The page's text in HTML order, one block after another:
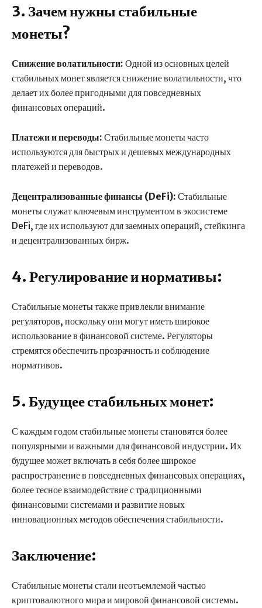
3. Зачем нужны стабильные
монеты?
Снижение волатильности: Одной из основных целей
стабильных монет является снижение волатильности, что
делает их более пригодными для повседневных
финансовых операций.
Платежи и переводы: Стабильные монеты часто
используются для быстрых и дешевых международных
платежей и переводов.
Децентрализованные финансы (DeFi): Стабильные
монеты служат ключевым инструментом в экосистеме
DeFi, где их используют для заемных операций, стейкинга
и децентрализованных бирж.
4. Регулирование и нормативы:
Стабильные монеты также привлекли внимание
регуляторов, поскольку они могут иметь широкое
использование в финансовой системе. Регуляторы
стремятся обеспечить прозрачность и соблюдение
нормативов.
5. Будущее стабильных монет:
С каждым годом стабильные монеты становятся более
популярными и важными для финансовой индустрии. Их
будущее может включать в себя более широкое
распространение в повседневных финансовых операциях,
более тесное взаимодействие с традиционными
финансовыми системами и развитие новых
инновационных методов обеспечения стабильности.
Заключение:
Стабильные монеты стали неотъемлемой частью
криптовалютного мира и мировой финансовой системы.